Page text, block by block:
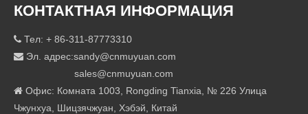
КОНТАКТНАЯ ИНФОРМАЦИЯ
 Тел: + 86-311-87773310
 Эл. адрес:sandy@cnmuyuan.com
sales@cnmuyuan.com
 Офис: Комната 1003, Rongding Tianxia, ​​№ 226 Улица
Чжунхуа, Шицзячжуан, Хэбэй, Китай